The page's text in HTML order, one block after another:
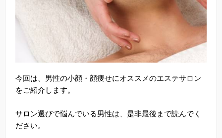
今回は、男性の小顔・顔痩せにオススメのエステサロン
をご紹介します。
サロン選びで悩んでいる男性は、是非最後まで読んでく
ださい。